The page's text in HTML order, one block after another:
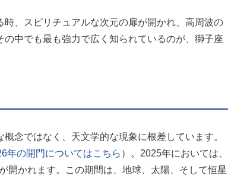
、スピリチュアルな次元の扉が開かれ、高周波の
中でも最も強力で広く知られているのが、獅子座
念ではなく、天文学的な現象に根差しています。
年の開門についてはこちら ）。2025年においては、
開かれます。この期間は、地球、太陽、そして恒星